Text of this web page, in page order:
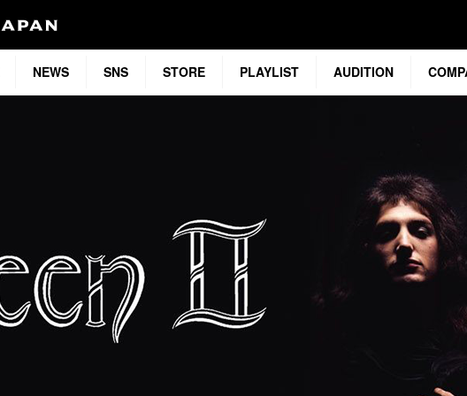
NEWS SNS STORE PLAYLIST AUDITION